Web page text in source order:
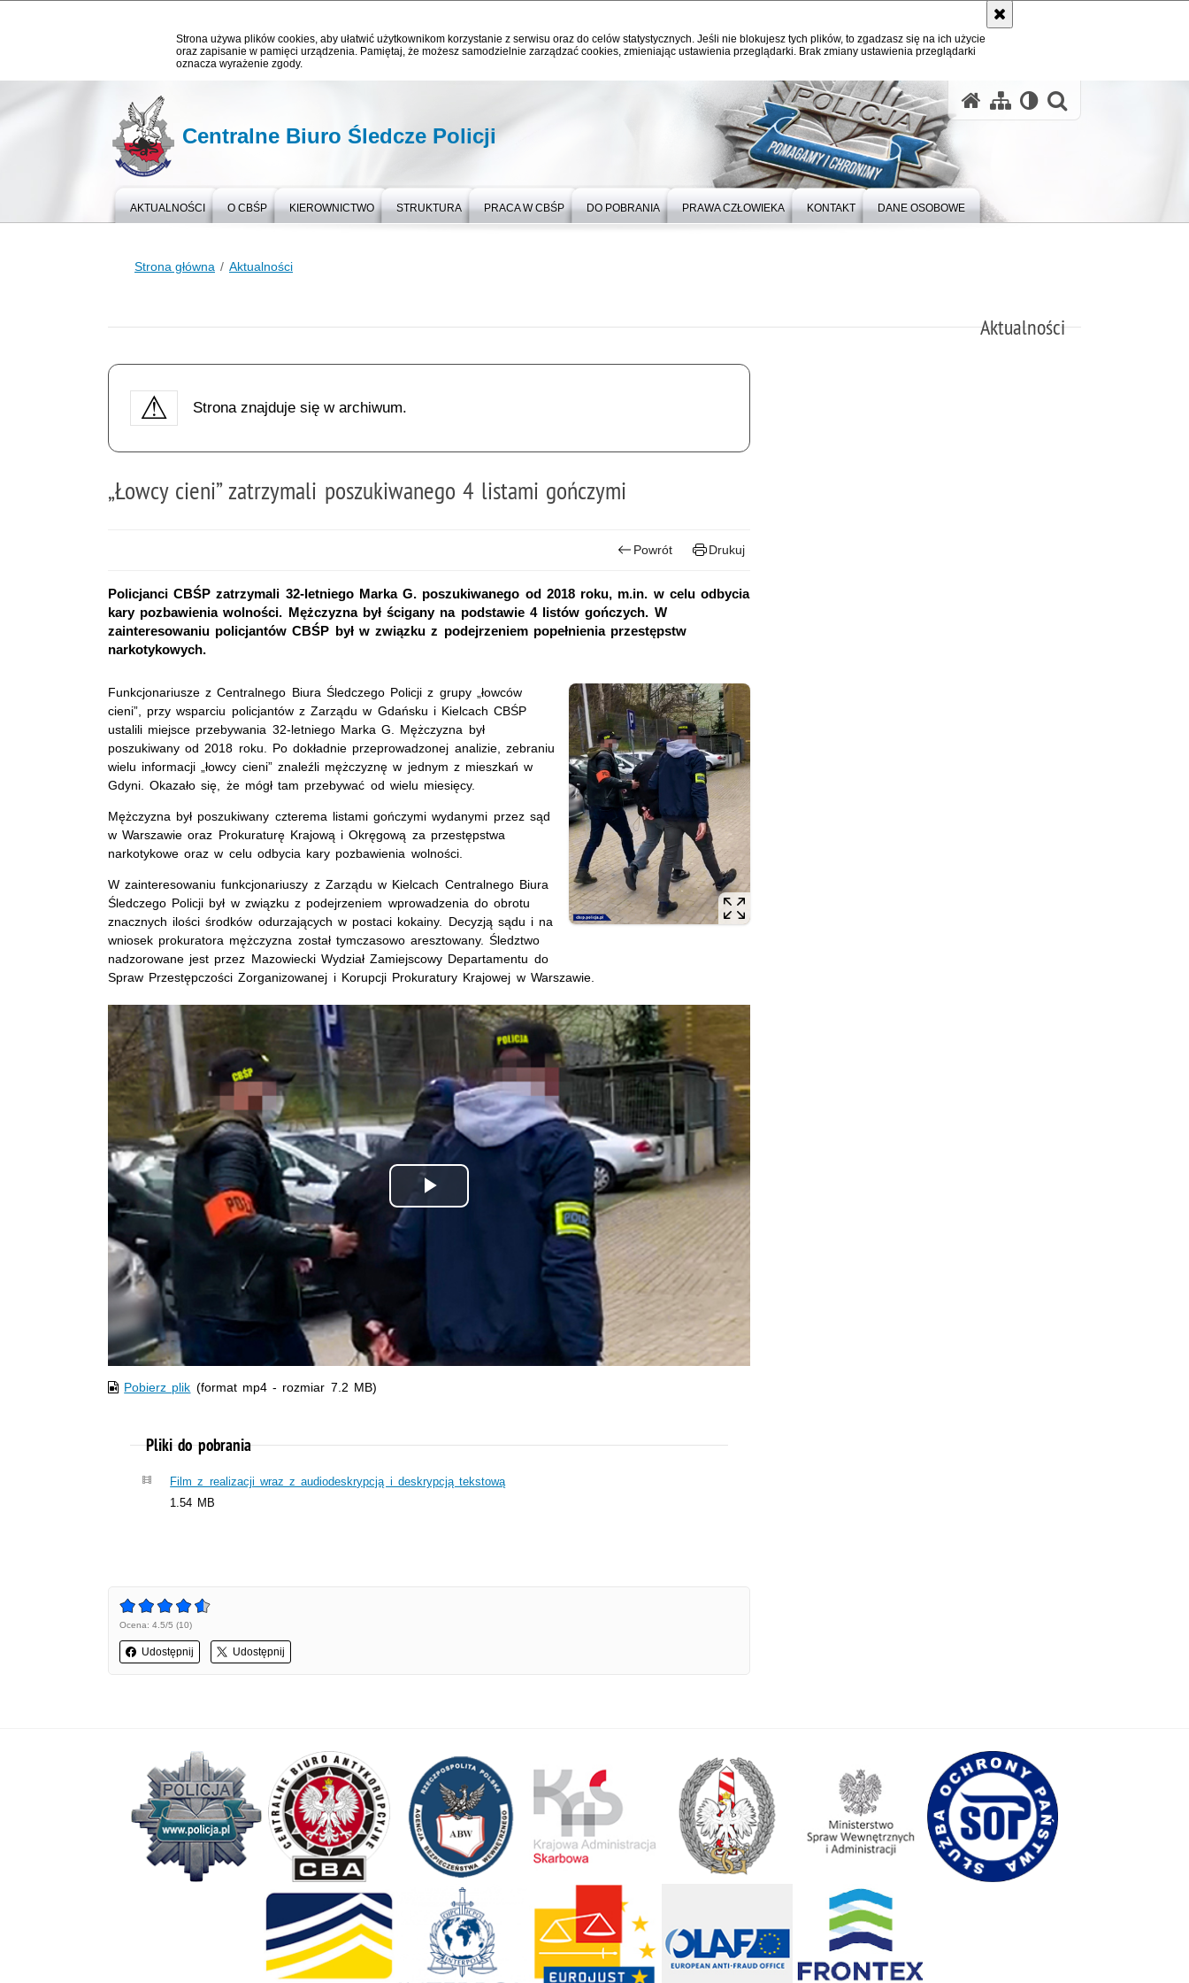
Strona używa plików cookies, aby ułatwić użytkownikom korzystanie z serwisu oraz do celów statystycznych. Jeśli nie blokujesz tych plików, to zgadzasz się na ich użycie
oraz zapisanie w pamięci urządzenia. Pamiętaj, że możesz samodzielnie zarządzać cookies, zmieniając ustawienia przeglądarki. Brak zmiany ustawienia przeglądarki
oznacza wyrażenie zgody.
Centralne Biuro Śledcze Policji
AKTUALNOŚCI O CBŚP KIEROWNICTWO STRUKTURA PRACA W CBŚP DO POBRANIA PRAWA CZŁOWIEKA KONTAKT DANE OSOBOWE
Strona główna Aktualności
Aktualności
Strona znajduje się w archiwum.
„Łowcy cieni” zatrzymali poszukiwanego 4 listami gończymi
Powrót Drukuj
Policjanci CBŚP zatrzymali 32-letniego Marka G. poszukiwanego od 2018 roku, m.in. w celu odbycia
kary pozbawienia wolności. Mężczyzna był ścigany na podstawie 4 listów gończych. W
zainteresowaniu policjantów CBŚP był w związku z podejrzeniem popełnienia przestępstw
narkotykowych.
Funkcjonariusze z Centralnego Biura Śledczego Policji z grupy „łowców
cieni”, przy wsparciu policjantów z Zarządu w Gdańsku i Kielcach CBŚP
ustalili miejsce przebywania 32-letniego Marka G. Mężczyzna był
poszukiwany od 2018 roku. Po dokładnie przeprowadzonej analizie, zebraniu
wielu informacji „łowcy cieni” znaleźli mężczyznę w jednym z mieszkań w
Gdyni. Okazało się, że mógł tam przebywać od wielu miesięcy.
Mężczyzna był poszukiwany czterema listami gończymi wydanymi przez sąd
w Warszawie oraz Prokuraturę Krajową i Okręgową za przestępstwa
narkotykowe oraz w celu odbycia kary pozbawienia wolności.
W zainteresowaniu funkcjonariuszy z Zarządu w Kielcach Centralnego Biura
Śledczego Policji był w związku z podejrzeniem wprowadzenia do obrotu
znacznych ilości środków odurzających w postaci kokainy. Decyzją sądu i na
wniosek prokuratora mężczyzna został tymczasowo aresztowany. Śledztwo
nadzorowane jest przez Mazowiecki Wydział Zamiejscowy Departamentu do
Spraw Przestępczości Zorganizowanej i Korupcji Prokuratury Krajowej w Warszawie.
Odtwórz
Pobierz plik (format mp4 - rozmiar 7.2 MB)
Pliki do pobrania
Film z realizacji wraz z audiodeskrypcją i deskrypcją tekstową
1.54 MB
Ocena: 4.5/5 (10)
Udostępnij Udostępnij